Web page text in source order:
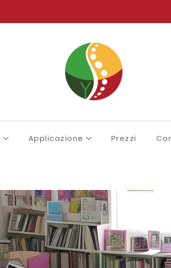
Applicazione Prezzi